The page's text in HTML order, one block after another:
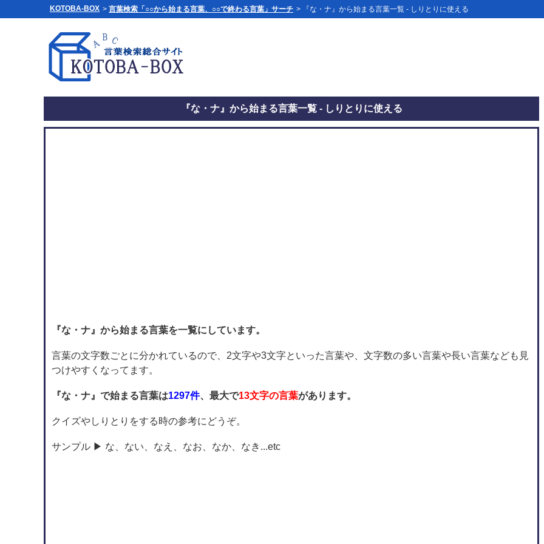
KOTOBA-BOX > 言葉検索「○○から始まる言葉、○○で終わる言葉」サーチ > 『な・ナ』から始まる言葉一覧 - しりとりに使える
『な・ナ』から始まる言葉一覧 - しりとりに使える
『な・ナ』から始まる言葉を一覧にしています。
言葉の文字数ごとに分かれているので、2文字や3文字といった言葉や、文字数の多い言葉や長い言葉なども見
つけやすくなってます。
『な・ナ』で始まる言葉は1297件、最大で13文字の言葉があります。
クイズやしりとりをする時の参考にどうぞ。
サンプル ▶ な、ない、なえ、なお、なか、なき...etc